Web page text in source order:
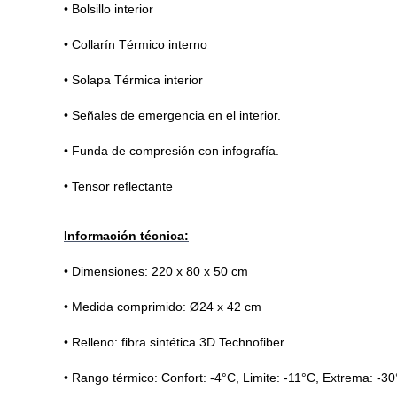
• Bolsillo interior
• Collarín Térmico interno
• Solapa Térmica interior
• Señales de emergencia en el interior.
• Funda de compresión con infografía.
• Tensor reflectante
Información técnica:
• Dimensiones: 220 x 80 x 50 cm
• Medida comprimido: Ø24 x 42 cm
• Relleno: fibra sintética 3D Technofiber
• Rango térmico: Confort: -4°C, Limite: -11°C, Extrema: -